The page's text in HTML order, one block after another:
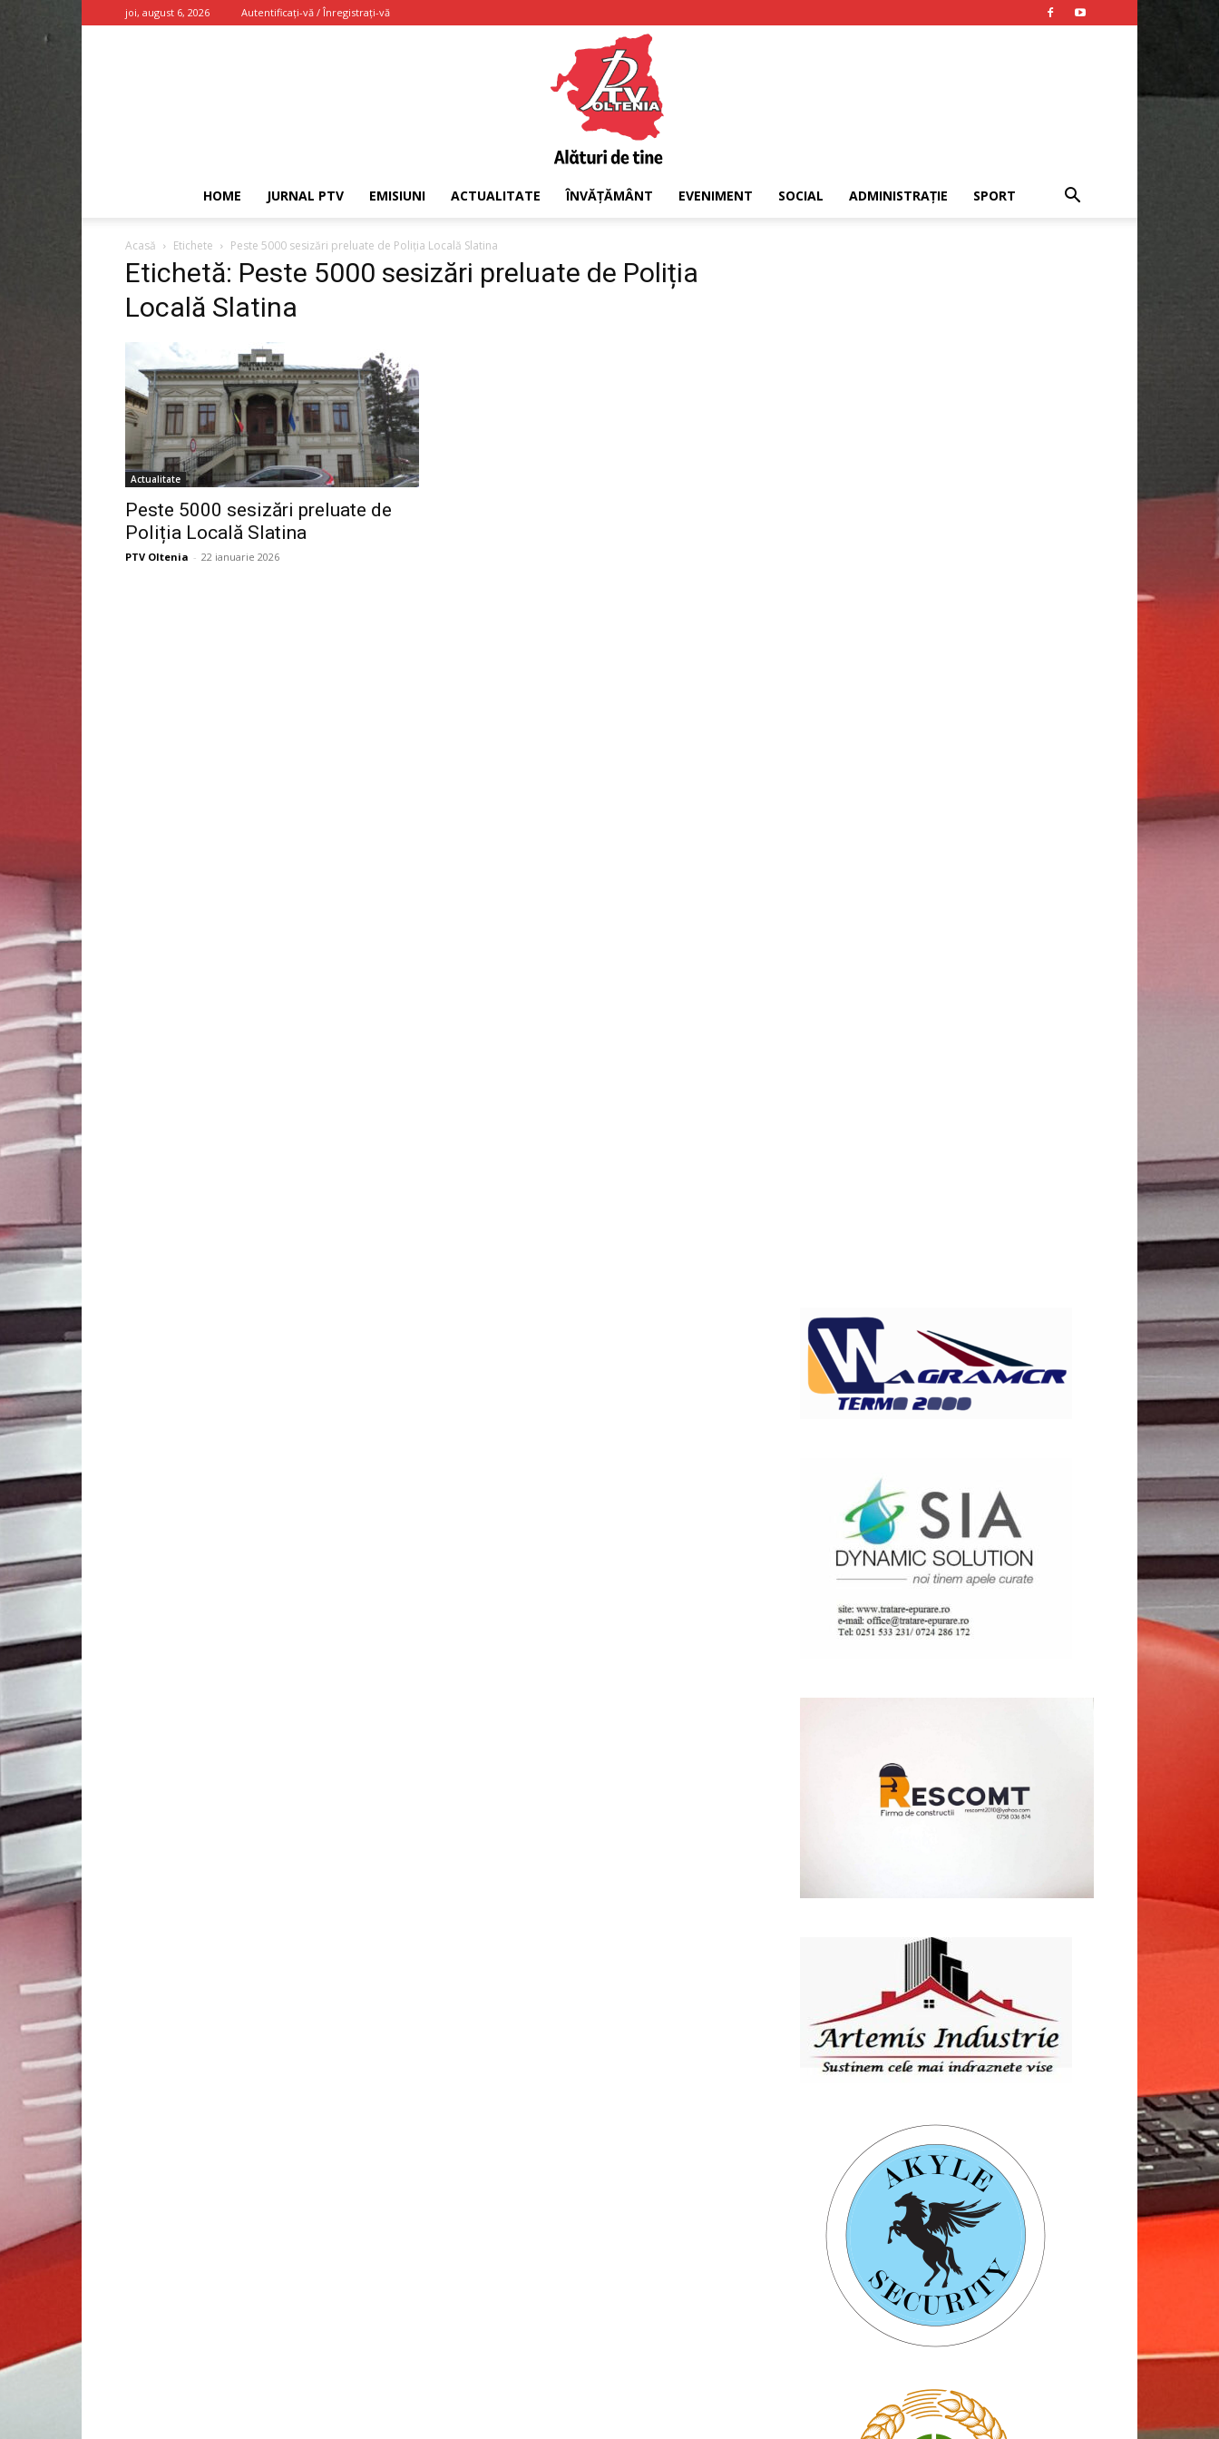
joi, august 6, 2026 Autentificați-vă / Înregistrați-vă
HOME JURNAL PTV EMISIUNI ACTUALITATE ÎNVĂȚĂMÂNT EVENIMENT SOCIAL ADMINISTRAȚIE SPORT
Acasă Etichete Peste 5000 sesizări preluate de Poliția Locală Slatina
Etichetă: Peste 5000 sesizări preluate de Poliția
Locală Slatina
Actualitate
Peste 5000 sesizări preluate de
Poliția Locală Slatina
PTV Oltenia - 22 ianuarie 2026